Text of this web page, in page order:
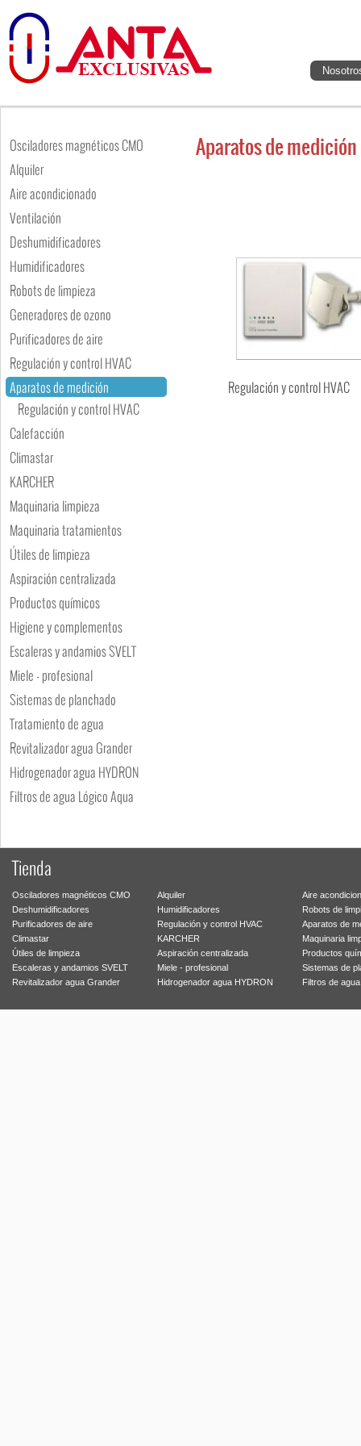
Osciladores magnéticos CMO
Alquiler
Aire acondicionado
Ventilación
Deshumidificadores
Humidificadores
Robots de limpieza
Generadores de ozono
Purificadores de aire
Regulación y control HVAC
Aparatos de medición
Regulación y control HVAC
Calefacción
Climastar
KARCHER
Maquinaria limpieza
Maquinaria tratamientos
Útiles de limpieza
Aspiración centralizada
Productos químicos
Higiene y complementos
Escaleras y andamios SVELT
Miele - profesional
Sistemas de planchado
Tratamiento de agua
Revitalizador agua Grander
Hidrogenador agua HYDRON
Filtros de agua Lógico Aqua
Aparatos de medición
Regulación y control HVAC
Tienda
Osciladores magnéticos CMO Alquiler
Aire
Deshumidificadores
Humidificadores
Robots de
Purificadores de aire
Regulación y control HVAC
Aparatos de
Climastar
KARCHER
Maquinaria
Útiles de limpieza
Aspiración centralizada
Productos
Escaleras y andamios SVELT
Miele - profesional
Sistemas de
Revitalizador agua Grander
Hidrogenador agua HYDRON Filtros de